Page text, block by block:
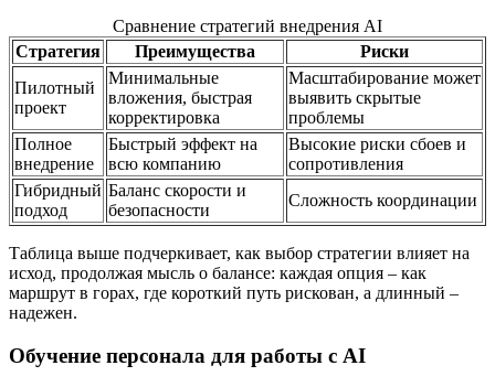
Сравнение стратегий внедрения AI
Стратегия
Преимущества
Риски
Пилотный
проект
Минимальные
вложения, быстрая
корректировка
Масштабирование может
выявить скрытые
проблемы
Полное
внедрение
Быстрый эффект на
всю компанию
Высокие риски сбоев и
сопротивления
Гибридный
подход
Баланс скорости и
безопасности
Сложность координации
Таблица выше подчеркивает, как выбор стратегии влияет на
исход, продолжая мысль о балансе: каждая опция – как
маршрут в горах, где короткий путь рискован, а длинный –
надежен.
Обучение персонала для работы с AI